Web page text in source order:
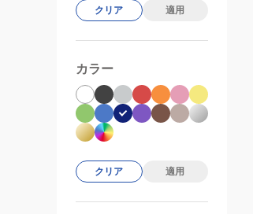
クリア 適用
カラー
クリア 適用